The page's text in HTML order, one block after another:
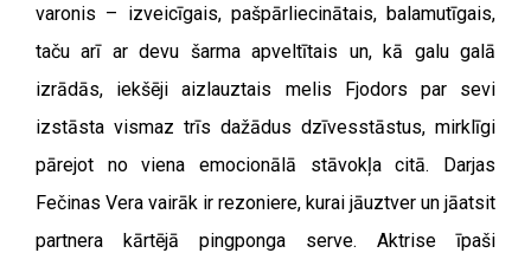
varonis – izveicīgais, pašpārliecinātais, balamutīgais,
taču arī ar devu šarma apveltītais un, kā galu galā
izrādās, iekšēji aizlauztais melis Fjodors par sevi
izstāsta vismaz trīs dažādus dzīvesstāstus, mirklīgi
pārejot no viena emocionālā stāvokļa citā. Darjas
Fečinas Vera vairāk ir rezoniere, kurai jāuztver un jāatsit
partnera kārtējā pingponga serve. Aktrise īpaši